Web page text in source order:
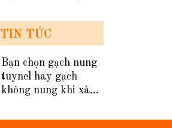
TIN TỨC
Bạn chọn gạch nung
tuynel hay gạch
không nung khi xây